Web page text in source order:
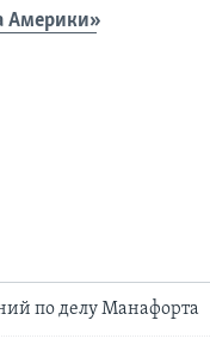
Америки»
по делу Манафорта